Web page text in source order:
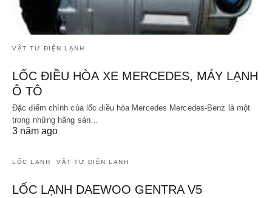
VẬT TƯ ĐIỆN LẠNH
LỐC ĐIỀU HÒA XE MERCEDES, MÁY LẠNH
Ô TÔ
Đặc điểm chính của lốc điều hòa Mercedes Mercedes-Benz là một
trong những hãng sản…
3 năm ago
LỐC LẠNH VẬT TƯ ĐIỆN LẠNH
LỐC LẠNH DAEWOO GENTRA V5